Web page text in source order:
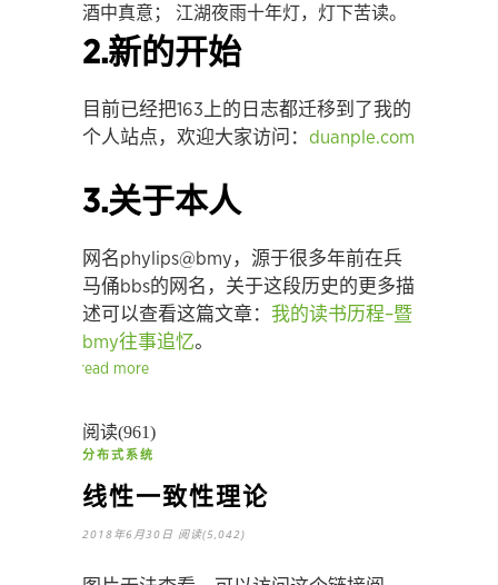
酒中真意； 江湖夜雨十年灯，灯下苦读。
2.新的开始
目前已经把163 上的日志都迁移到了我的
个人站点，欢迎大家访问： duanple.com
3.关于本人
网名phylips@bmy ，源于很多年前在兵
马俑bbs的网名，关于这段历史的更多描
述可以查看这篇文章： 我的读书历程–暨
bmy往事追忆。
read more
阅读(961)
分布式系统
线性一致性理论
2018年6月30日 阅读(5,042)